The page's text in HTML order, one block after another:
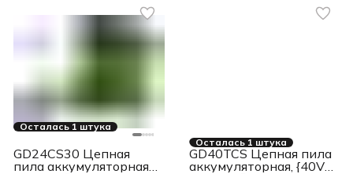
Осталась 1 штука
GD24CS30 Цепная
пила аккумуляторная,
Осталась 1 штука
GD40TCS Цепная пила
аккумуляторная, {40V,